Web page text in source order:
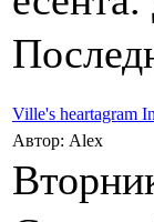
Ville's heartagram
Автор: Alex